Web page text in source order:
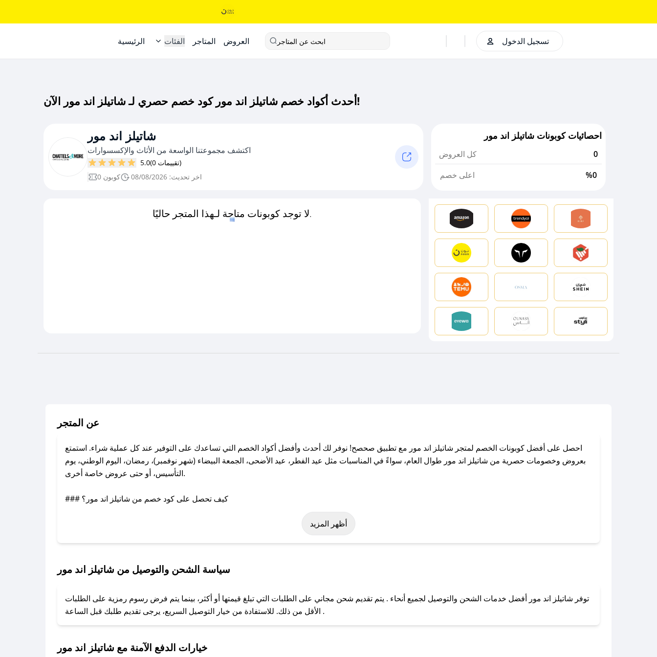
الرئيسية الفئات المتاجر العروض ابحث عن المتاجر تسجيل الدخول
أحدث أكواد خصم شاتيلز اند مور كود خصم حصري لـ شاتيلز اند مور الآن!
شاتيلز اند مور
اكتشف مجموعتنا الواسعة من الأثاث والإكسسوارات
5.0
(0 تقييمات)
0 كوبون
اخر تحديث: 08/08/2026
احصائيات كوبونات شاتيلز اند مور
كل العروض
0
اعلى خصم
%0
لا توجد كوبونات متاحة لـهذا المتجر حاليًا.
عن المتجر
احصل على أفضل كوبونات الخصم لمتجر شاتيلز اند مور مع تطبيق صحصح! نوفر لك أحدث وأفضل أكواد الخصم التي تساعدك على التوفير عند كل عملية شراء. استمتع
بعروض وخصومات حصرية من شاتيلز اند مور طوال العام، سواءً في المناسبات مثل عيد الفطر، عيد الأضحى، الجمعة البيضاء (شهر نوفمبر)، رمضان، اليوم الوطني، يوم
التأسيس، أو حتى عروض خاصة أخرى.
### كيف تحصل على كود خصم من شاتيلز اند مور؟
باستخدام تطبيق صحصح، يمكنك العثور بسهولة على كود خصم شاتيلز اند مور. وفي حال عدم توفر الكوبون، تواصل معنا عبر تويتر أو البريد الإلكتروني لإضافته بسرعة.
لا تقلق! يمكنك التواصل مع فريق دعم صحصح عبر الرسائل الخاصة على تويتر أو البريد الإلكتروني، وسنقوم بحل المشكلة في أسرع وقت ممكن.
### ماذا أفعل إذا لم أجد كود خصم لمتجري المفضل؟
أظهر المزيد
سياسة الشحن والتوصيل من شاتيلز اند مور
توفر شاتيلز اند مور أفضل خدمات الشحن والتوصيل لجميع أنحاء . يتم تقديم شحن مجاني على الطلبات التي تبلغ قيمتها أو أكثر، بينما يتم فرض رسوم رمزية على الطلبات
الأقل من ذلك. للاستفادة من خيار التوصيل السريع، يرجى تقديم طلبك قبل الساعة .
خيارات الدفع الآمنة مع شاتيلز اند مور